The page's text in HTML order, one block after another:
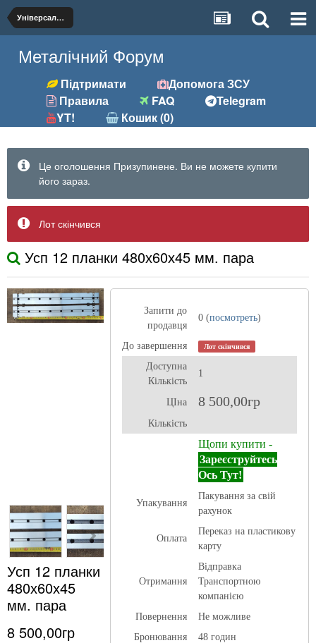
Універсальна
Металічний Форум
Підтримати
Допомога ЗСУ
Правила
FAQ
Telegram
YT!
Кошик (0)
Це оголошення Призупинене. Ви не можете купити
його зараз.
Лот скінчився
Усп 12 планки 480х60х45 мм. пара
Усп 12 планки
480х60х45
мм. пара
8 500,00гр
Запити до
продавця
0 (посмотреть)
До завершення Лот скінчився
Доступна
Кількість
1
ЦІна 8 500,00гр
Кількість
Щопи купити -
Зареєструйтесь
Ось Тут!
Упакування
Пакування за свій
рахунок
Оплата
Переказ на пластикову
карту
Отримання
Відправка
Транспортною
компанією
Повернення
Не можливе
Бронювання
48 годин